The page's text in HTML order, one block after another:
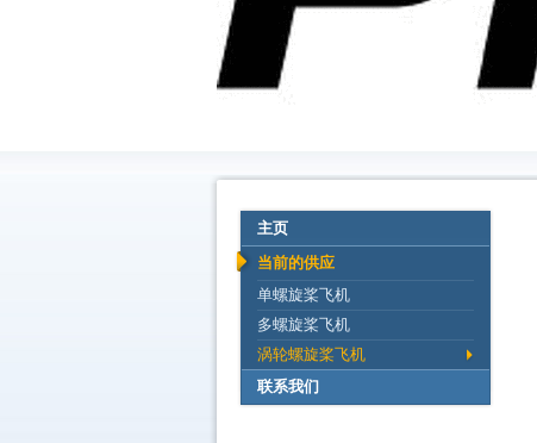
主页
当前的供应
单螺旋桨飞机
多螺旋桨飞机
涡轮螺旋桨飞机
联系我们